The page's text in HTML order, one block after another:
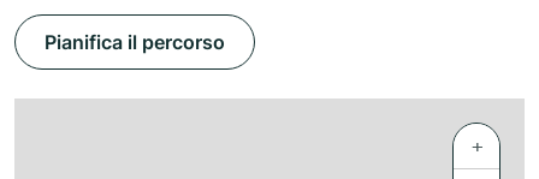
Pianifica il percorso
+